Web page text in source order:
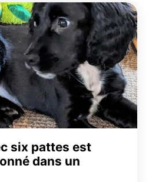
six pattes est
dans un